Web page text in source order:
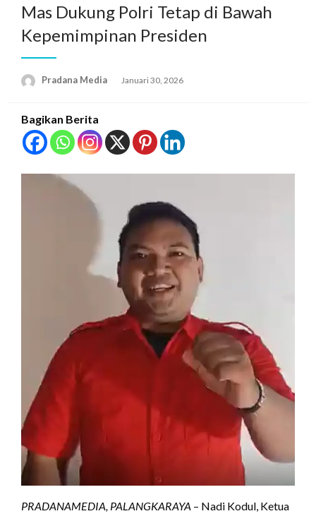
Mas Dukung Polri Tetap di Bawah
Kepemimpinan Presiden
Pradana Media Januari 30, 2026
Bagikan Berita
PRADANAMEDIA, PALANGKARAYA – Nadi Kodul, Ketua